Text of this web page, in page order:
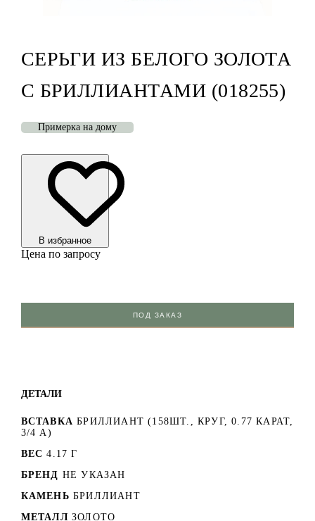
СЕРЬГИ ИЗ БЕЛОГО ЗОЛОТА
С БРИЛЛИАНТАМИ (018255)
Примерка на дому
В избранноe
Цена по запросу
ПОД ЗАКАЗ
ДЕТАЛИ
ВСТАВКА БРИЛЛИАНТ (158ШТ., КРУГ, 0.77 КАРАТ,
3/4 А)
ВЕС 4.17 Г
БРЕНД НЕ УКАЗАН
КАМЕНЬ БРИЛЛИАНТ
МЕТАЛЛ ЗОЛОТО